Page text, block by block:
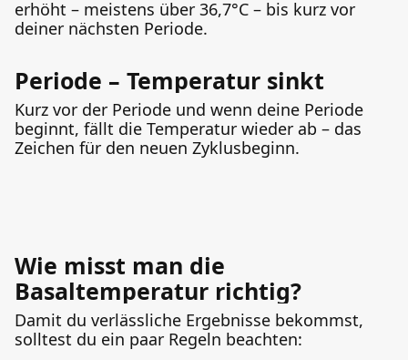
erhöht – meistens über 36,7°C – bis kurz vor
deiner nächsten Periode.
Periode – Temperatur sinkt
Kurz vor der Periode und wenn deine Periode
beginnt, fällt die Temperatur wieder ab – das
Zeichen für den neuen Zyklusbeginn.
Wie misst man die
Basaltemperatur richtig?
Damit du verlässliche Ergebnisse bekommst,
solltest du ein paar Regeln beachten: